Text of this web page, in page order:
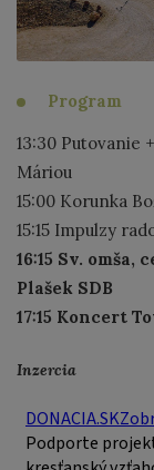
Program
13:30 Putovanie
Máriou
15:00 Korunka
15:15 Impulzy
16:15 Sv.
Plašek SDB
17:15 Koncert
Inzercia